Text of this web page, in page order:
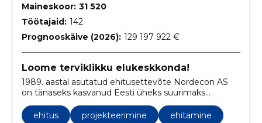
Maineskoor: 31 520
Töötajaid: 142
Prognooskäive (2026): 129 197 922 €
Loome terviklikku elukeskkonda!
1989. aastal asutatud ehitusettevõte Nordecon AS
on tänaseks kasvanud Eesti üheks suurimaks
ehitus
projekteerimine
ehitamine